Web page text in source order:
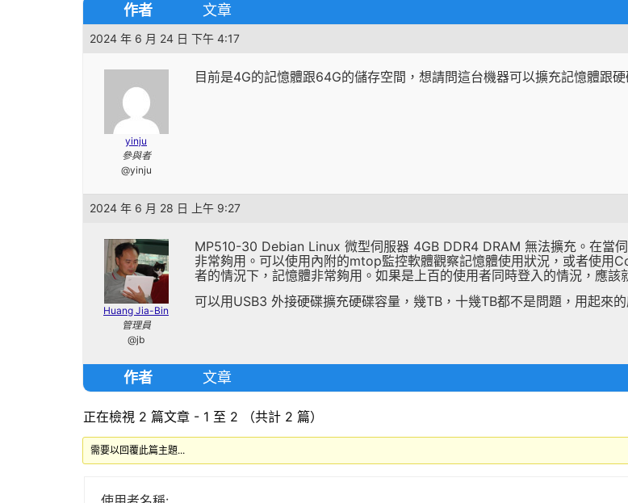
作者 文章
2024 年 6 月 24 日 下午 4:17
yinju
參與者
@yinju
目前是4G的記憶體跟64G的儲存空間，想請問這台機器可以擴充記憶體跟
2024 年 6 月 28 日 上午 9:27
Huang Jia-Bin
管理員
@jb
MP510-30 Debian Linux 微型伺服器 4GB DDR4 DRAM 無法擴充。在當
非常夠用。可以使用內附的mtop監控軟體觀察記憶體使用狀況，或者使用
者的情況下，記憶體非常夠用。如果是上百的使用者同時登入的情況，應該
可以用USB3 外接硬碟擴充硬碟容量，幾TB，十幾TB都不是問題，用起來
作者 文章
正在檢視 2 篇文章 - 1 至 2 （共計 2 篇）
需要以回覆此篇主題...